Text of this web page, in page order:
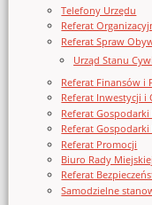
Telefony Urzędu
Referat
Referat Spraw
Urząd Stanu
Referat Finansów i
Referat Inwestycji i
Referat
Referat
Referat Promocji
Biuro Rady Miejskiej
Referat
Samodzielne